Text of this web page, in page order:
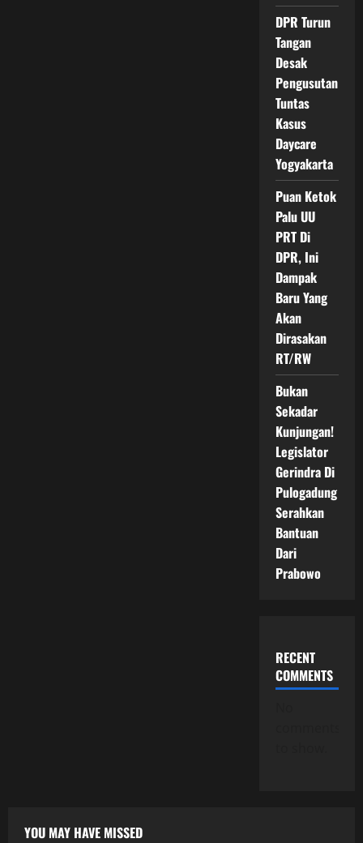
DPR Turun
Tangan
Desak
Pengusutan
Tuntas
Kasus
Daycare
Yogyakarta
Puan Ketok
Palu UU
PRT Di
DPR, Ini
Dampak
Baru Yang
Akan
Dirasakan
RT/RW
Bukan
Sekadar
Kunjungan!
Legislator
Gerindra Di
Pulogadung
Serahkan
Bantuan
Dari
Prabowo
RECENT
COMMENTS
YOU MAY HAVE MISSED